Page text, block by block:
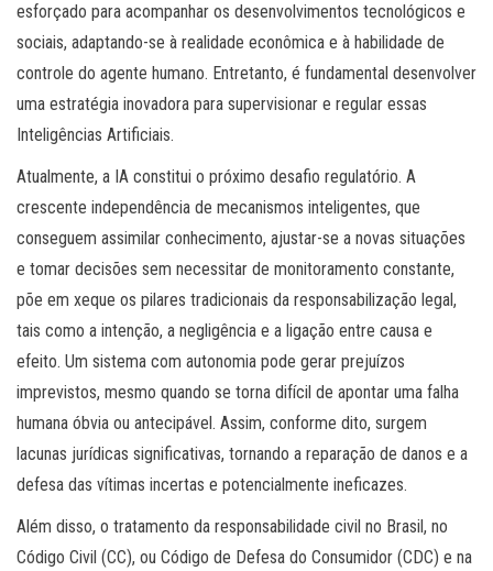
esforçado para acompanhar os desenvolvimentos tecnológicos e
sociais, adaptando-se à realidade econômica e à habilidade de
controle do agente humano. Entretanto, é fundamental desenvolver
uma estratégia inovadora para supervisionar e regular essas
Inteligências Artificiais.
Atualmente, a IA constitui o próximo desafio regulatório. A
crescente independência de mecanismos inteligentes, que
conseguem assimilar conhecimento, ajustar-se a novas situações
e tomar decisões sem necessitar de monitoramento constante,
põe em xeque os pilares tradicionais da responsabilização legal,
tais como a intenção, a negligência e a ligação entre causa e
efeito. Um sistema com autonomia pode gerar prejuízos
imprevistos, mesmo quando se torna difícil de apontar uma falha
humana óbvia ou antecipável. Assim, conforme dito, surgem
lacunas jurídicas significativas, tornando a reparação de danos e a
defesa das vítimas incertas e potencialmente ineficazes.
Além disso, o tratamento da responsabilidade civil no Brasil, no
Código Civil (CC), ou Código de Defesa do Consumidor (CDC) e na